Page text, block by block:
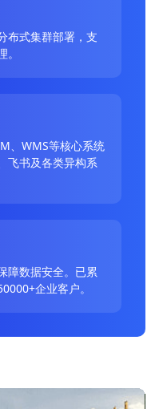
布式集群部署，支
、WMS等核心系统
飞书及各类异构系
障数据安全。已累
企业客户。